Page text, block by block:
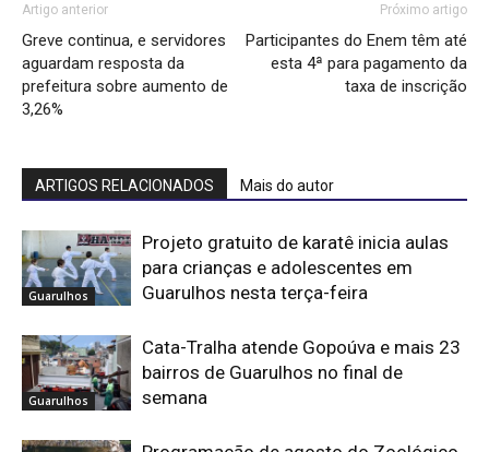
Artigo anterior
Greve continua, e servidores
aguardam resposta da
prefeitura sobre aumento de
3,26%
Próximo artigo
Participantes do Enem têm até
esta 4ª para pagamento da
taxa de inscrição
ARTIGOS RELACIONADOS Mais do autor
Guarulhos
Projeto gratuito de karatê inicia aulas
para crianças e adolescentes em
Guarulhos nesta terça-feira
Guarulhos
Cata-Tralha atende Gopoúva e mais 23
bairros de Guarulhos no final de
semana